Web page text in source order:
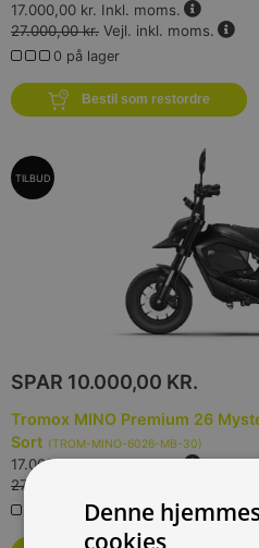
17.000,00 kr. Inkl. moms.
27.000,00 kr. Vejl. inkl. moms.
0 på lager
Bestil som restordre
TILBUD
SPAR 10.000,00 KR.
Tromox MINO Premium 26
Sort (TROM-MINO-6026-MB-30)
17.000,00 kr. Inkl. moms.
27.000,00 kr.
0 på lager
Denne
cookies